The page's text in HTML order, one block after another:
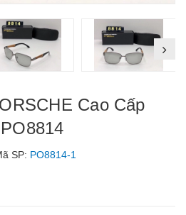
Cao Cấp
SP: PO8814-1